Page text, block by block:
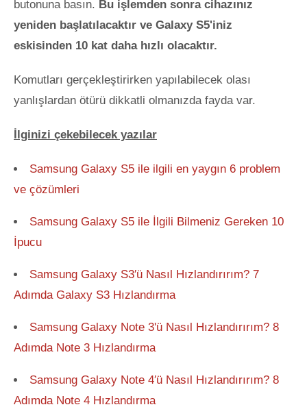
butonuna basın. Bu işlemden sonra cihazınız
yeniden başlatılacaktır ve Galaxy S5'iniz
eskisinden 10 kat daha hızlı olacaktır.
Komutları gerçekleştirirken yapılabilecek olası
yanlışlardan ötürü dikkatli olmanızda fayda var.
İlginizi çekebilecek yazılar
Samsung Galaxy S5 ile ilgili en yaygın 6 problem
ve çözümleri
Samsung Galaxy S5 ile İlgili Bilmeniz Gereken 10
İpucu
Samsung Galaxy S3′ü Nasıl Hızlandırırım? 7
Adımda Galaxy S3 Hızlandırma
Samsung Galaxy Note 3'ü Nasıl Hızlandırırım? 8
Adımda Note 3 Hızlandırma
Samsung Galaxy Note 4′ü Nasıl Hızlandırırım? 8
Adımda Note 4 Hızlandırma